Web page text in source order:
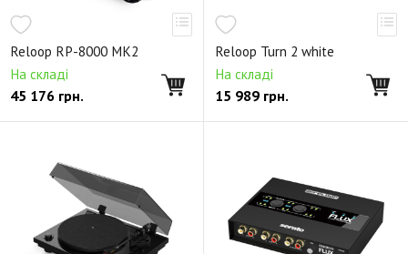
Reloop RP-8000 MK2
На складі
45 176 грн.
Reloop Turn 2 white
На складі
15 989 грн.